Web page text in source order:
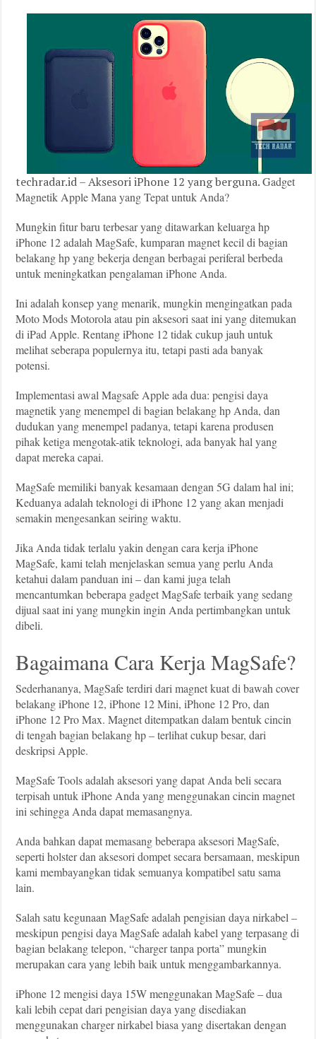
techradar.id – Aksesori iPhone 12 yang berguna.Gadget
Magnetik Apple Mana yang Tepat untuk Anda?
Mungkin fitur baru terbesar yang ditawarkan keluarga hp
iPhone 12 adalah MagSafe, kumparan magnet kecil di bagian
belakang hp yang bekerja dengan berbagai periferal berbeda
untuk meningkatkan pengalaman iPhone Anda.
Ini adalah konsep yang menarik, mungkin mengingatkan pada
Moto Mods Motorola atau pin aksesori saat ini yang ditemukan
di iPad Apple. Rentang iPhone 12 tidak cukup jauh untuk
melihat seberapa populernya itu, tetapi pasti ada banyak
potensi.
Implementasi awal Magsafe Apple ada dua: pengisi daya
magnetik yang menempel di bagian belakang hp Anda, dan
dudukan yang menempel padanya, tetapi karena produsen
pihak ketiga mengotak-atik teknologi, ada banyak hal yang
dapat mereka capai.
MagSafe memiliki banyak kesamaan dengan 5G dalam hal ini;
Keduanya adalah teknologi di iPhone 12 yang akan menjadi
semakin mengesankan seiring waktu.
Jika Anda tidak terlalu yakin dengan cara kerja iPhone
MagSafe, kami telah menjelaskan semua yang perlu Anda
ketahui dalam panduan ini – dan kami juga telah
mencantumkan beberapa gadget MagSafe terbaik yang sedang
dijual saat ini yang mungkin ingin Anda pertimbangkan untuk
dibeli.
Bagaimana Cara Kerja MagSafe?
Sederhananya, MagSafe terdiri dari magnet kuat di bawah cover
belakang iPhone 12, iPhone 12 Mini, iPhone 12 Pro, dan
iPhone 12 Pro Max. Magnet ditempatkan dalam bentuk cincin
di tengah bagian belakang hp – terlihat cukup besar, dari
deskripsi Apple.
MagSafe Tools adalah aksesori yang dapat Anda beli secara
terpisah untuk iPhone Anda yang menggunakan cincin magnet
ini sehingga Anda dapat memasangnya.
Anda bahkan dapat memasang beberapa aksesori MagSafe,
seperti holster dan aksesori dompet secara bersamaan, meskipun
kami membayangkan tidak semuanya kompatibel satu sama
lain.
Salah satu kegunaan MagSafe adalah pengisian daya nirkabel –
meskipun pengisi daya MagSafe adalah kabel yang terpasang di
bagian belakang telepon, “charger tanpa porta” mungkin
merupakan cara yang lebih baik untuk menggambarkannya.
iPhone 12 mengisi daya 15W menggunakan MagSafe – dua
kali lebih cepat dari pengisian daya yang disediakan
menggunakan charger nirkabel biasa yang disertakan dengan